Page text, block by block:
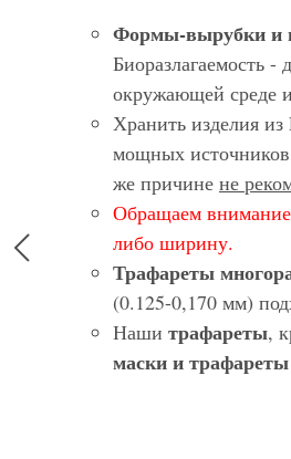
Формы-вырубки
Биоразлагаемость -
окружающей среде
Хранить изделия
мощных
же причине не
Обращаем
либо ширину.
Трафареты
(0.125-0,170 мм)
Наши трафареты,
маски и